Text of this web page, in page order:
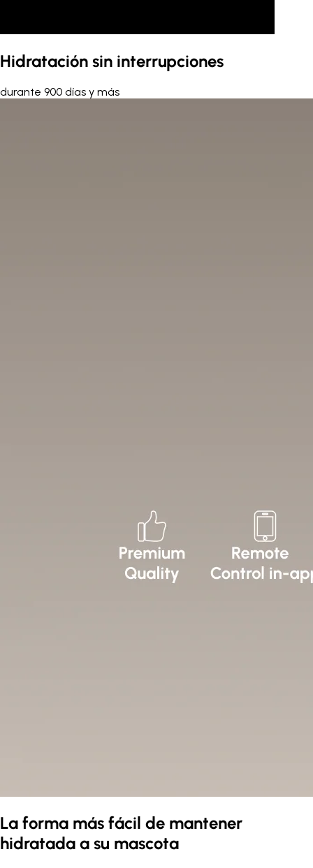
Hidratación sin interrupciones
durante 900 días y más
La forma más fácil de mantener
hidratada a su mascota